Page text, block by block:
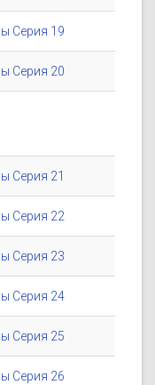
Серия 19
Серия 20
Серия 21
Серия 22
Серия 23
Серия 24
Серия 25
Серия 26